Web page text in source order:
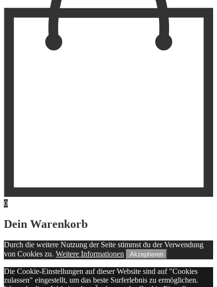
0
Dein Warenkorb
Durch die weitere Nutzung der Seite stimmst du der Verwendung
von Cookies zu. Weitere Informationen Akzeptieren
Die Cookie-Einstellungen auf dieser Website sind auf "Cookies
zulassen" eingestellt, um das beste Surferlebnis zu ermöglichen.